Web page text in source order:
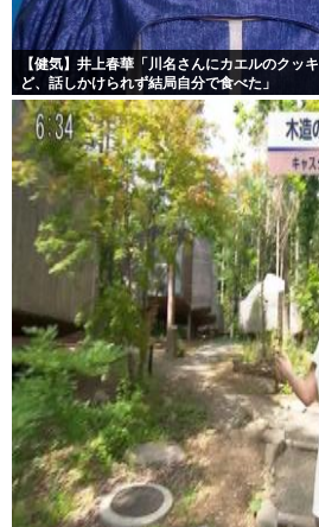
【健気】井上春華「川名さんにカエルのクッ
ど、話しかけられず結局自分で食べた」